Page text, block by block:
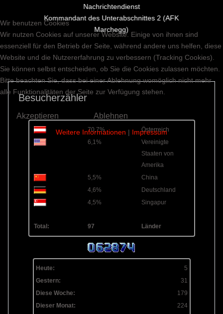
Nachrichtendienst
Kommandant des Unterabschnittes 2 (AFK
Marchegg)
Besucherzähler
70,7%
Österreich
6,1%
Vereinigte
Staaten von
Amerika
5,5%
China
4,6%
Deutschland
4,5%
Singapur
Total: 97 Länder
Heute:
5
Gestern:
31
Diese Woche:
179
Dieser Monat:
224
Wir benutzen Cookies
Wir nutzen Cookies auf unserer Website. Einige von ihnen sind
essenziell für den Betrieb der Seite, während andere uns helfen, diese
Website und die Nutzererfahrung zu verbessern (Tracking Cookies).
Sie können selbst entscheiden, ob Sie die Cookies zulassen möchten.
Bitte beachten Sie, dass bei einer Ablehnung womöglich nicht mehr
alle Funktionalitäten der Seite zur Verfügung stehen.
Akzeptieren Ablehnen
Weitere Informationen | Impressum